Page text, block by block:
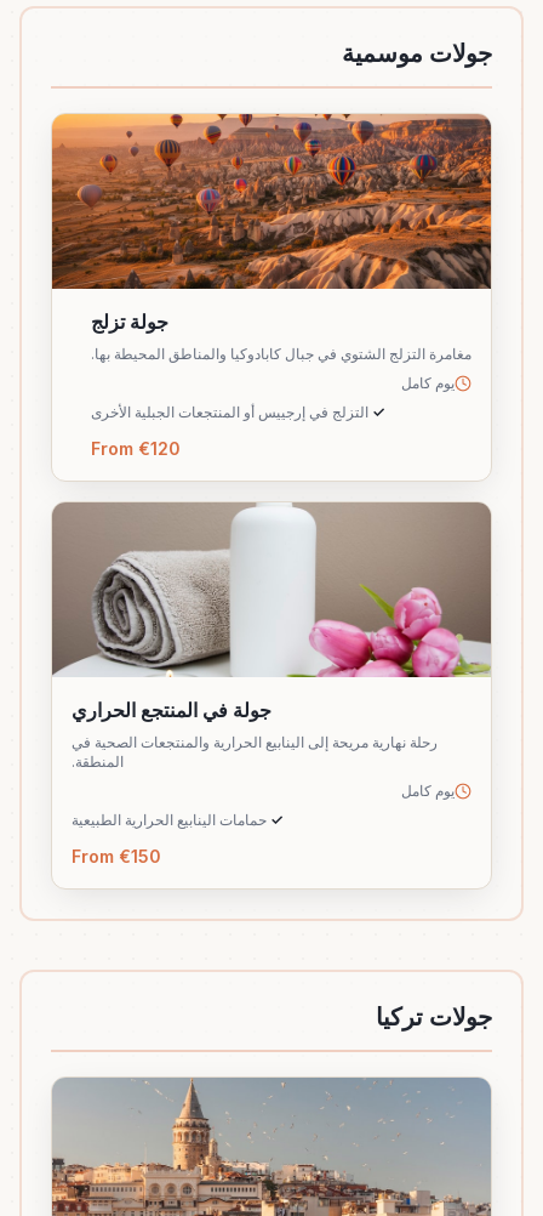
جولات موسمية
جولة تزلج
مغامرة التزلج الشتوي في جبال كابادوكيا والمناطق المحيطة بها.
يوم كامل
✓ التزلج في إرجييس أو المنتجعات الجبلية الأخرى
From €120
جولة في المنتجع الحراري
رحلة نهارية مريحة إلى الينابيع الحرارية والمنتجعات الصحية في
المنطقة.
يوم كامل
✓ حمامات الينابيع الحرارية الطبيعية
From €150
جولات تركيا